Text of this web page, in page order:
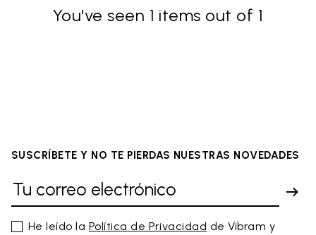
You've seen 1 items out of 1
SUSCRÍBETE Y NO TE PIERDAS NUESTRAS NOVEDADES
He leído la Política de Privacidad de Vibram y